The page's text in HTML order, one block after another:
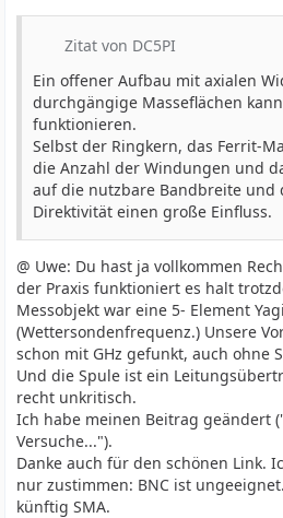
Zitat von DC5PI
Ein offener Aufbau mit axialen
durchgängige Masseflächen
funktionieren.
Selbst der Ringkern, das Ferrit-
die Anzahl der Windungen und
auf die nutzbare Bandbreite und
Direktivität einen große Einfluss.
@ Uwe: Du hast ja vollkommen
der Praxis funktioniert es halt
Messobjekt war eine 5- Element
(Wettersondenfrequenz.) Unsere
schon mit GHz gefunkt, auch ohne
Und die Spule ist ein
recht unkritisch.
Ich habe meinen Beitrag geändert
Versuche...").
Danke auch für den schönen Link.
nur zustimmen: BNC ist
künftig SMA.